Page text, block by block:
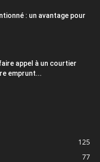
: un avantage pour
appel à un courtier
emprunt...
125
77